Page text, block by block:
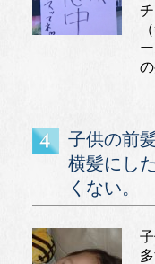
子供の前
横髪にし
くない。